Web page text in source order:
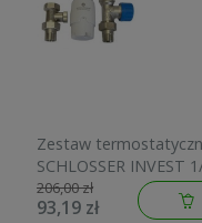
Zestaw
SCHLOSSER INVEST
prosty (głowica +
termostatyczny +
206,00 zł
93,19 zł